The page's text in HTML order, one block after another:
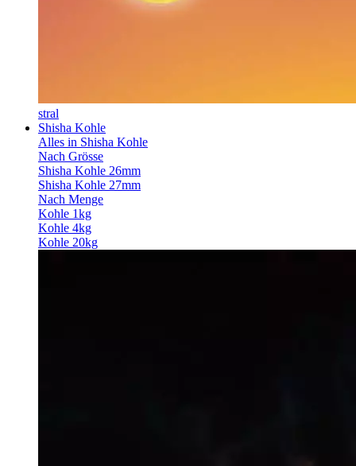
stral
Shisha Kohle
Alles in Shisha Kohle
Nach Grösse
Shisha Kohle 26mm
Shisha Kohle 27mm
Nach Menge
Kohle 1kg
Kohle 4kg
Kohle 20kg